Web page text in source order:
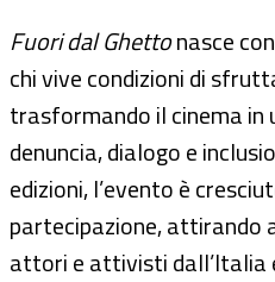
Fuori dal Ghettonasce
chi vive condizioni di
trasformando il cinema in
denuncia, dialogo e
edizioni, l’evento è
partecipazione, attirando
attori e attivisti dall’Italia